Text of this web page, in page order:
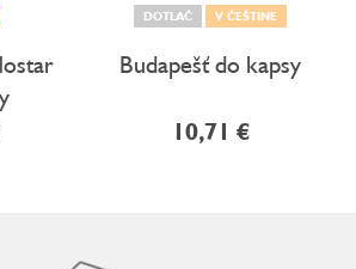
DOTLAČ V ČEŠTINE
Budapešť do kapsy
10,71 €